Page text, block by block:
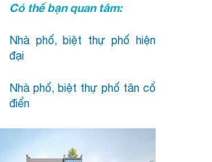
Có thể bạn quan tâm:
Nhà phố, biệt thự phố hiện
đại
Nhà phố, biệt thự phố tân cổ
điển